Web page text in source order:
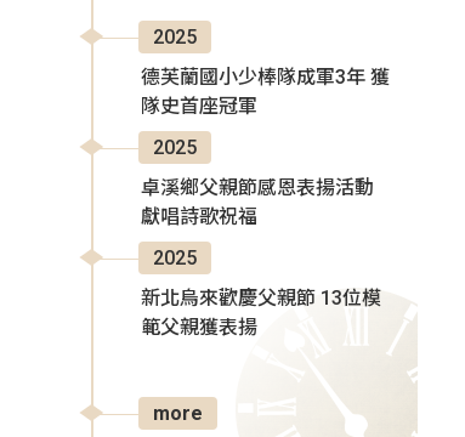
2025
德芙蘭國小少棒隊成軍3年 獲
隊史首座冠軍
2025
卓溪鄉父親節感恩表揚活動
獻唱詩歌祝福
2025
新北烏來歡慶父親節 13位模
範父親獲表揚
more